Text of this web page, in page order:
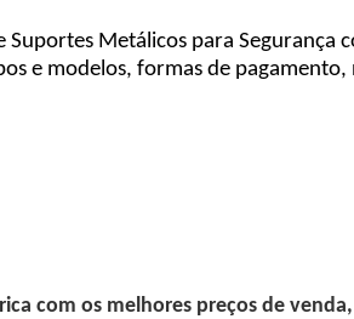
Metálicos para Segurança
e modelos, formas de
com os melhores preços de